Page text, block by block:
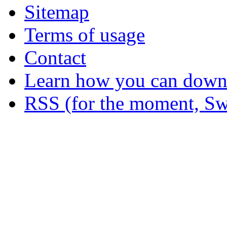
Sitemap
Terms of usage
Contact
Learn how you can
RSS (for the moment,